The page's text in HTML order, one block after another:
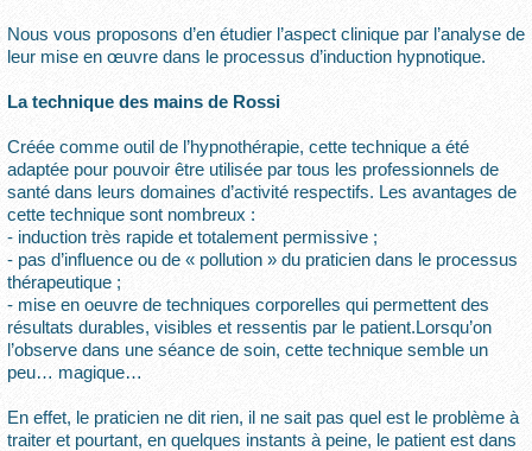
Nous vous proposons d’en étudier l’aspect clinique par l’analyse de
leur mise en œuvre dans le processus d’induction hypnotique.
La technique des mains de Rossi
Créée comme outil de l’hypnothérapie, cette technique a été
adaptée pour pouvoir être utilisée par tous les professionnels de
santé dans leurs domaines d’activité respectifs. Les avantages de
cette technique sont nombreux :
- induction très rapide et totalement permissive ;
- pas d’influence ou de « pollution » du praticien dans le processus
thérapeutique ;
- mise en oeuvre de techniques corporelles qui permettent des
résultats durables, visibles et ressentis par le patient.Lorsqu’on
l’observe dans une séance de soin, cette technique semble un
peu… magique…
En effet, le praticien ne dit rien, il ne sait pas quel est le problème à
traiter et pourtant, en quelques instants à peine, le patient est dans